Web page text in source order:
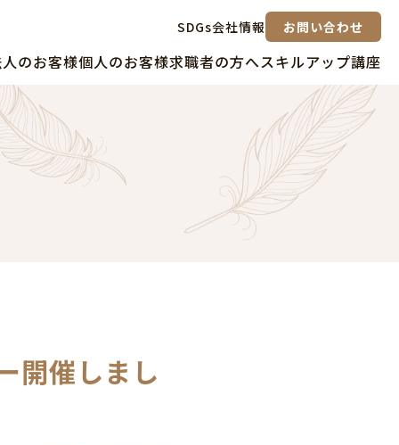
SDGs会社情報 お問い合わせ
のお客様個人のお客様求職者の方へスキルアップ講座
開催しまし